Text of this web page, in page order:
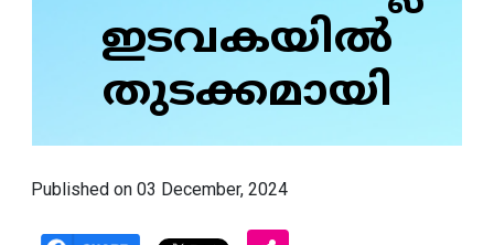
ഇടവകയിൽ
തുടക്കമായി
Published on 03 December, 2024